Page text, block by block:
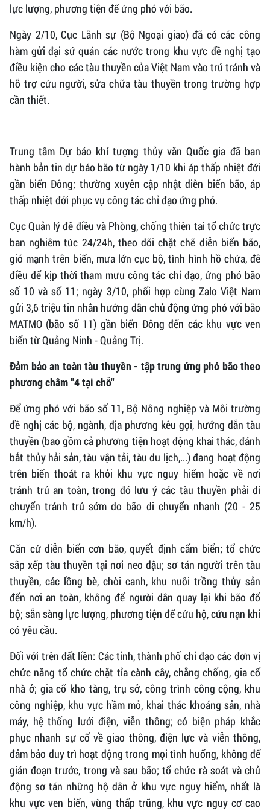
lực lượng, phương tiện để ứng phó với bão.
Ngày 2/10, Cục Lãnh sự (Bộ Ngoại giao) đã có các công
hàm gửi đại sứ quán các nước trong khu vực đề nghị tạo
điều kiện cho các tàu thuyền của Việt Nam vào trú tránh và
hỗ trợ cứu người, sửa chữa tàu thuyền trong trường hợp
cần thiết.
Trung tâm Dự báo khí tượng thủy văn Quốc gia đã ban
hành bản tin dự báo bão từ ngày 1/10 khi áp thấp nhiệt đới
gần biển Đông; thường xuyên cập nhật diễn biến bão, áp
thấp nhiệt đới phục vụ công tác chỉ đạo ứng phó.
Cục Quản lý đê điều và Phòng, chống thiên tai tổ chức trực
ban nghiêm túc 24/24h, theo dõi chặt chẽ diễn biến bão,
gió mạnh trên biển, mưa lớn cục bộ, tình hình hồ chứa, đê
điều để kịp thời tham mưu công tác chỉ đạo, ứng phó bão
số 10 và số 11; ngày 3/10, phối hợp cùng Zalo Việt Nam
gửi 3,6 triệu tin nhắn hướng dẫn chủ động ứng phó với bão
MATMO (bão số 11) gần biển Đông đến các khu vực ven
biển từ Quảng Ninh - Quảng Trị.
Đảm bảo an toàn tàu thuyền - tập trung ứng phó bão theo
phương châm "4 tại chỗ"
Để ứng phó với bão số 11, Bộ Nông nghiệp và Môi trường
đề nghị các bộ, ngành, địa phương kêu gọi, hướng dẫn tàu
thuyền (bao gồm cả phương tiện hoạt động khai thác, đánh
bắt thủy hải sản, tàu vận tải, tàu du lịch,...) đang hoạt động
trên biển thoát ra khỏi khu vực nguy hiểm hoặc về nơi
tránh trú an toàn, trong đó lưu ý các tàu thuyền phải di
chuyển tránh trú sớm do bão di chuyển nhanh (20 - 25
km/h).
Căn cứ diễn biến cơn bão, quyết định cấm biển; tổ chức
sắp xếp tàu thuyền tại nơi neo đậu; sơ tán người trên tàu
thuyền, các lồng bè, chòi canh, khu nuôi trồng thủy sản
đến nơi an toàn, không để người dân quay lại khi bão đổ
bộ; sẵn sàng lực lượng, phương tiện để cứu hộ, cứu nạn khi
có yêu cầu.
Đối với trên đất liền: Các tỉnh, thành phố chỉ đạo các đơn vị
chức năng tổ chức chặt tỉa cành cây, chằng chống, gia cố
nhà ở; gia cố kho tàng, trụ sở, công trình công cộng, khu
công nghiệp, khu vực hầm mỏ, khai thác khoáng sản, nhà
máy, hệ thống lưới điện, viễn thông; có biện pháp khắc
phục nhanh sự cố về giao thông, điện lực và viễn thông,
đảm bảo duy trì hoạt động trong mọi tình huống, không để
gián đoạn trước, trong và sau bão; tổ chức rà soát và chủ
động sơ tán những hộ dân ở khu vực nguy hiểm, nhất là
khu vực ven biển, vùng thấp trũng, khu vực nguy cơ cao